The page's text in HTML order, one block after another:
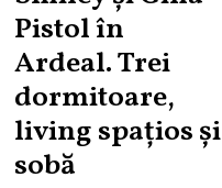
Pistol în
Ardeal. Trei
dormitoare,
living spațios și
sobă